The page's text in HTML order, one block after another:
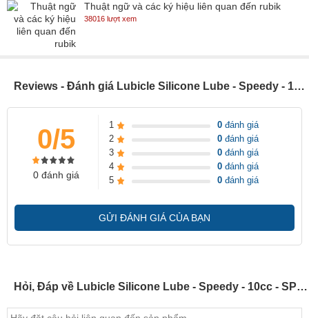
Thuật ngữ và các ký hiệu liên quan đến rubik
38016 lượt xem
Reviews - Đánh giá Lubicle Silicone Lube - Speedy - 10cc - SP000505
0/5
0 đánh giá
1 0 đánh giá
2
0 đánh giá
3
0 đánh giá
4
0 đánh giá
5
0 đánh giá
GỬI ĐÁNH GIÁ CỦA BẠN
Hỏi, Đáp về Lubicle Silicone Lube - Speedy - 10cc - SP000505